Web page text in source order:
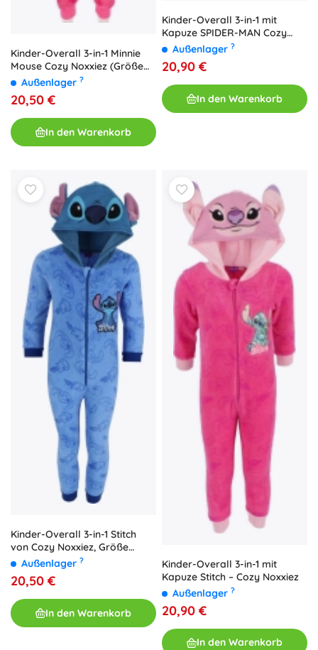
Kinder-Overall 3-in-1 Minnie
Mouse Cozy Noxxiez (Größe
98/104)
Außenlager ?
20,50 €
In den Warenkorb
Kinder-Overall 3-in-1 mit
Kapuze SPIDER-MAN Cozy
Noxxiez (Größe 98/104)
Außenlager ?
20,90 €
In den Warenkorb
Kinder-Overall 3-in-1 Stitch
von Cozy Noxxiez, Größe
98/104
Außenlager ?
20,50 €
In den Warenkorb
Kinder-Overall 3-in-1 mit
Kapuze Stitch – Cozy Noxxiez
Außenlager ?
20,90 €
In den Warenkorb